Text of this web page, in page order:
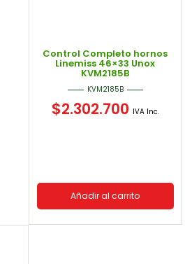
Control Completo hornos
Linemiss 46×33 Unox
KVM2185B
KVM2185B
$2.302.700 IVA Inc.
Añadir al carrito